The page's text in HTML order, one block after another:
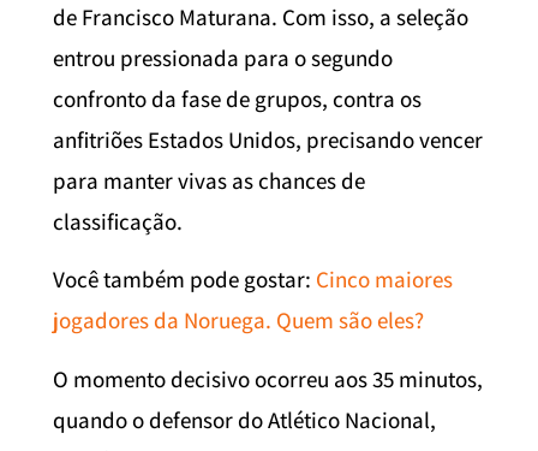
de Francisco Maturana. Com isso, a seleção
entrou pressionada para o segundo
confronto da fase de grupos, contra os
anfitriões Estados Unidos, precisando vencer
para manter vivas as chances de
classificação.
Você também pode gostar: Cinco maiores
jogadores da Noruega. Quem são eles?
O momento decisivo ocorreu aos 35 minutos,
quando o defensor do Atlético Nacional,